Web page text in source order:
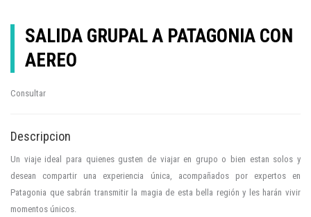
SALIDA GRUPAL A PATAGONIA CON
AEREO
Consultar
Descripcion
Un viaje ideal para quienes gusten de viajar en grupo o bien estan solos y
desean compartir una experiencia única, acompañados por expertos en
Patagonia que sabrán transmitir la magia de esta bella región y les harán vivir
momentos únicos.